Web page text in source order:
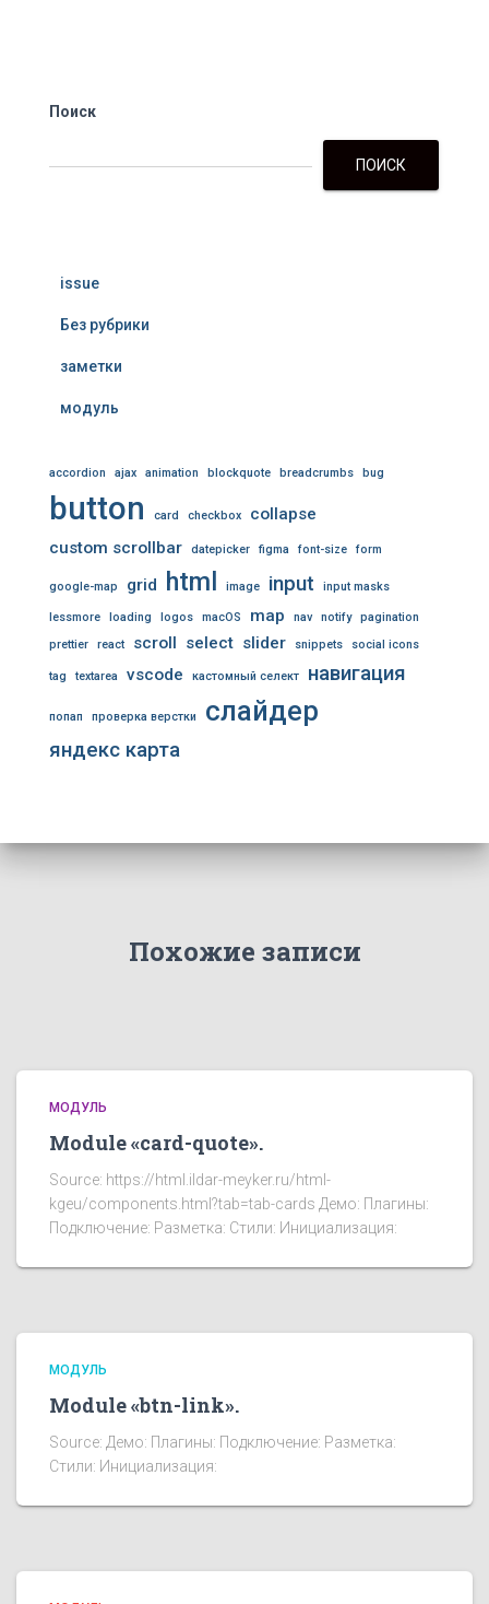
Поиск
ПОИСК
issue
Без рубрики
заметки
модуль
accordion ajax animation blockquote breadcrumbs bug
button card checkbox
collapse
custom scrollbar
datepicker figma font-size form
google-map grid html image input input masks
lessmore loading logos macOS map nav notify
pagination
prettier
react scroll select slider snippets social icons
tag textarea vscode кастомный селект навигация
попап проверка верстки слайдер
яндекс карта
Похожие записи
МОДУЛЬ
Module «card-quote».
Source: https://html.ildar-meyker.ru/html-
kgeu/components.html?tab=tab-cards Демо: Плагины:
Подключение: Разметка: Стили: Инициализация:
МОДУЛЬ
Module «btn-link».
Source: Демо: Плагины: Подключение: Разметка:
Стили: Инициализация: